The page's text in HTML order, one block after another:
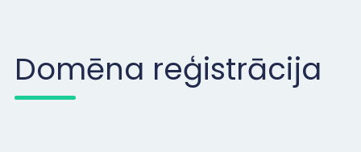
Domēna reģistrācija